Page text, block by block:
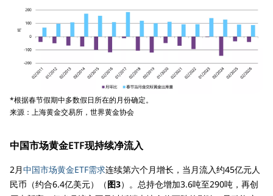
*根据春节假期中多数假日所在的月份确定。
来源：上海黄金交易所，世界黄金协会
中国市场黄金ETF现持续净流入
2月中国市场黄金ETF需求连续第六个月增长，当月流入约45亿元人
民币（约合6.4亿美元）（图3）。总持仓增加3.6吨至290吨，再创